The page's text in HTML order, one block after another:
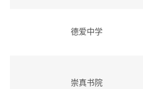
德爱中学
崇真书院